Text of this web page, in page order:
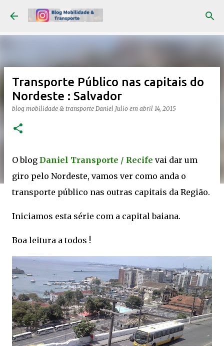
Pular para o conteúdo principal
Transporte Público nas capitais do
Nordeste : Salvador
blog mobilidade & transporte Daniel Julio em abril 14, 2015
O blog Daniel Transporte / Recife vai dar um
giro pelo Nordeste, vamos ver como anda o
transporte público nas outras capitais da Região.
Iniciamos esta série com a capital baiana.
Boa leitura a todos !